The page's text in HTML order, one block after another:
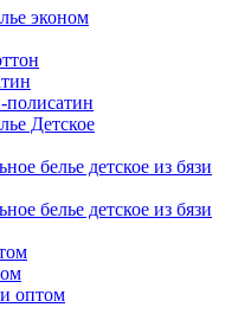
эконом
Детское
белье детское из бязи
белье детское из бязи
оптом